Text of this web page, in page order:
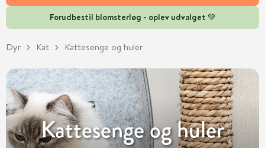
Forudbestil blomsterløg - oplev udvalget 💚
Dyr Kat Kattesenge og huler
Kattesenge og huler